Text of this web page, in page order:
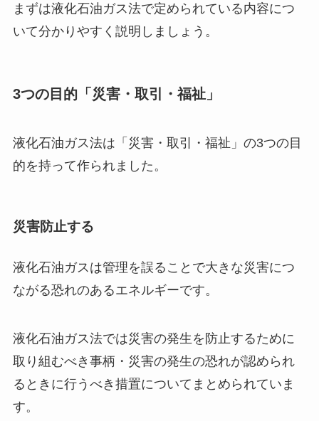
まずは液化石油ガス法で定められている内容につ
いて分かりやすく説明しましょう。
3つの目的「災害・取引・福祉」
液化石油ガス法は「災害・取引・福祉」の3つの目
的を持って作られました。
災害防止する
液化石油ガスは管理を誤ることで大きな災害につ
ながる恐れのあるエネルギーです。
液化石油ガス法では災害の発生を防止するために
取り組むべき事柄・災害の発生の恐れが認められ
るときに行うべき措置についてまとめられていま
す。